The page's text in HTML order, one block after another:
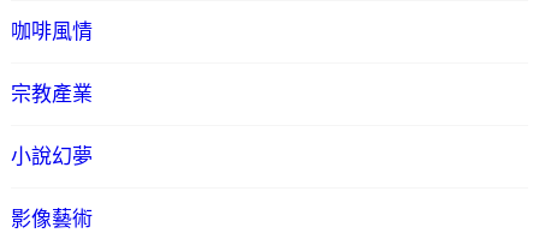
咖啡風情
宗教產業
小說幻夢
影像藝術